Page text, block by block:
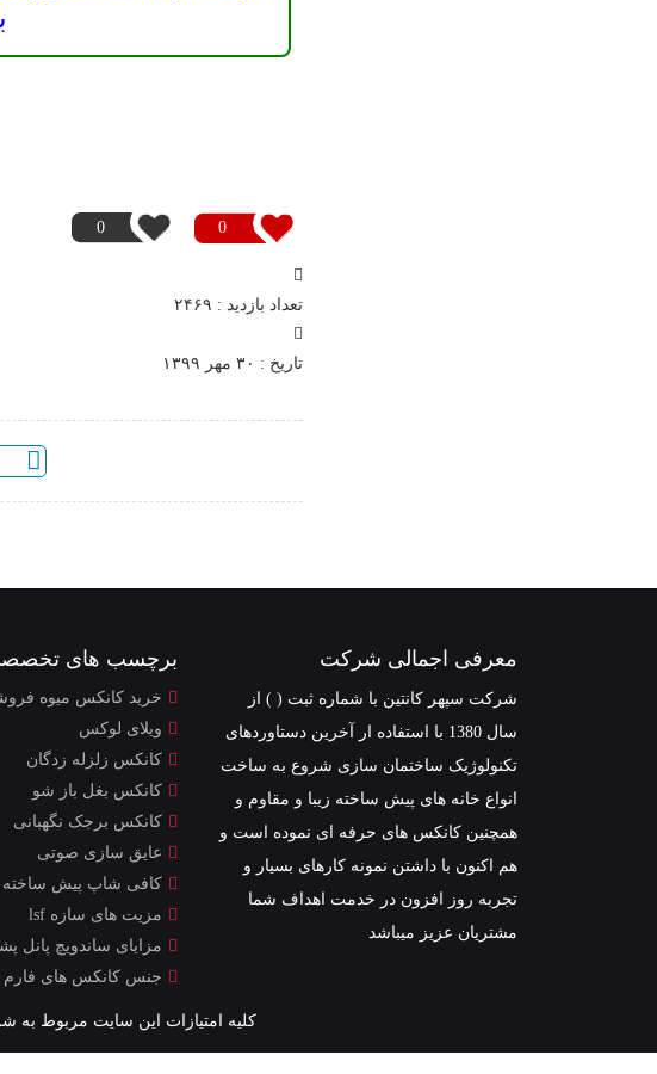
0
0
تعداد بازدید : ۲۴۶۹
تاريخ : ۳۰ مهر ۱۳۹۹
معرفی اجمالی شرکت
شرکت سپهر کانتین با شماره ثبت ( ) از
سال 1380 با استفاده ار آخرین دستاوردهای
تکنولوژیک ساختمان سازی شروع به ساخت
انواع خانه های پیش ساخته زیبا و مقاوم و
همچنین کانکس های حرفه ای نموده است و
هم اکنون با داشتن نمونه کارهای بسیار و
تجربه روز افزون در خدمت اهداف شما
مشتریان عزیز میباشد
برچسب های
خرید کانکس میوه
ویلای لوکس
کانکس زلزله زدگان
کانکس بغل باز شو
کانکس برجک نگهبانی
عایق سازی صوتی
کافی شاپ پیش ساخته
مزیت های سازه lsf
مزایای ساندویچ پانل
جنس کانکس های فارم
کلیه امتیازات این سایت مربوط به